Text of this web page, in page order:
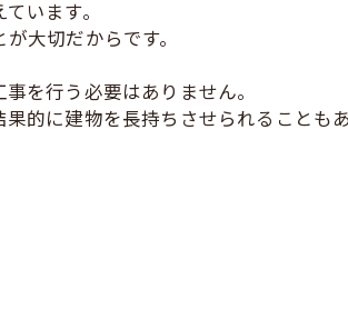
います。
大切だからです。
を行う必要はありません。
的に建物を長持ちさせられることも